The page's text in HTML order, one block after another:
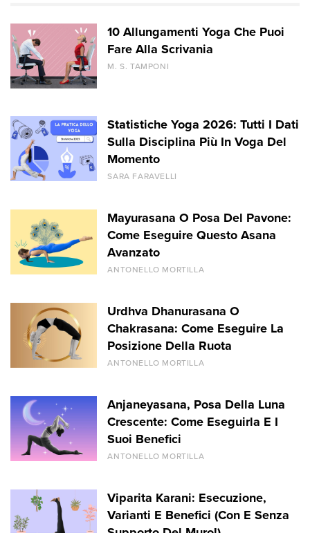
10 Allungamenti Yoga Che Puoi
Fare Alla Scrivania
M. S. TAMPONI
Statistiche Yoga 2026: Tutti I Dati
Sulla Disciplina Più In Voga Del
Momento
SARA FARAVELLI
Mayurasana O Posa Del Pavone:
Come Eseguire Questo Asana
Avanzato
ANTONELLO MORTILLA
Urdhva Dhanurasana O
Chakrasana: Come Eseguire La
Posizione Della Ruota
ANTONELLO MORTILLA
Anjaneyasana, Posa Della Luna
Crescente: Come Eseguirla E I
Suoi Benefici
ANTONELLO MORTILLA
Viparita Karani: Esecuzione,
Varianti E Benefici (Con E Senza